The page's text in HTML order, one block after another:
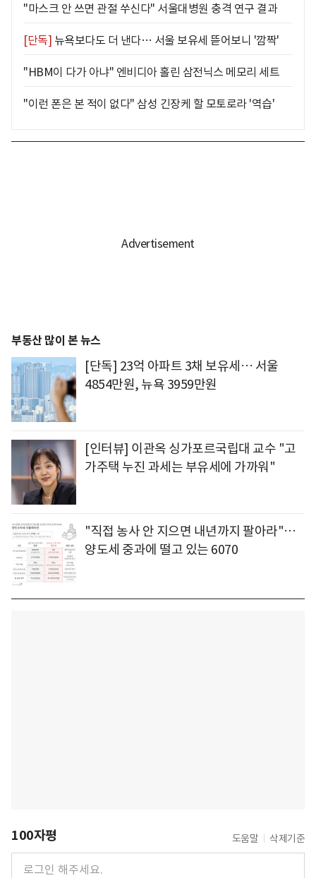
"마스크 안 쓰면 관절 쑤신다" 서울대병원 충격 연구 결과
[단독] 뉴욕보다도 더 낸다… 서울 보유세 뜯어보니 '깜짝'
"HBM이 다가 아냐" 엔비디아 홀린 삼전닉스 메모리 세트
"이런 폰은 본 적이 없다" 삼성 긴장케 할 모토로라 '역습'
부동산 많이 본 뉴스
[단독] 23억 아파트 3채 보유세… 서울
4854만원, 뉴욕 3959만원
[인터뷰] 이관옥 싱가포르국립대 교수 "고
가주택 누진 과세는 부유세에 가까워"
"직접 농사 안 지으면 내년까지 팔아라"…
양도세 중과에 떨고 있는 6070
100자평 도움말 삭제기준